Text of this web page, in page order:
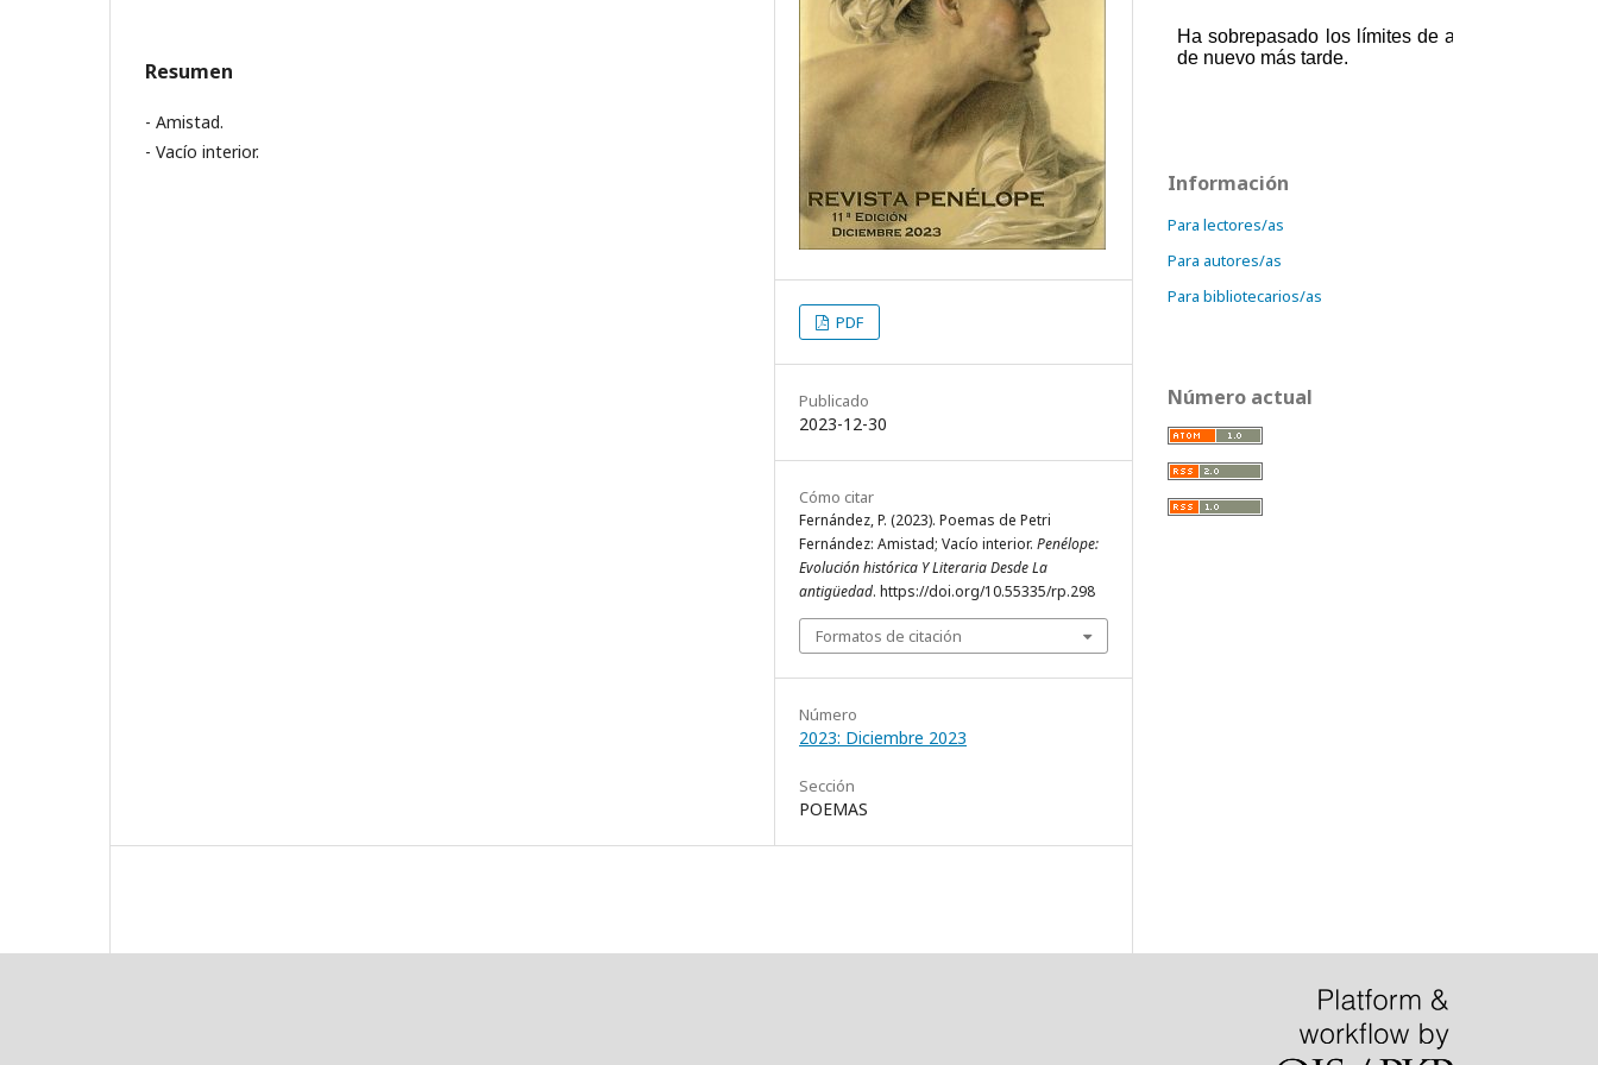
Resumen
- Amistad.
- Vacío interior.
PDF
Publicado
2023-12-30
Cómo citar
Fernández, P. (2023). Poemas de Petri
Fernández: Amistad; Vacío interior. Penélope:
Evolución histórica Y Literaria Desde La
antigüedad. https://doi.org/10.55335/rp.298
Formatos de citación
Número
2023: Diciembre 2023
Sección
POEMAS
Información
Para lectores/as
Para autores/as
Para bibliotecarios/as
Número actual